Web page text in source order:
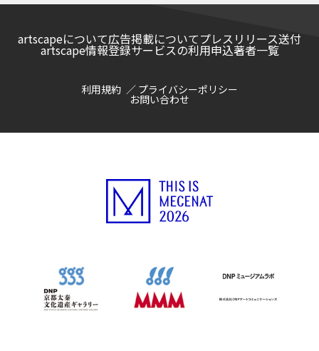
artscapeについて広告掲載についてプレスリリース送付
artscape情報登録サービスの利用申込著者一覧
利用規約 プライバシーポリシー
お問い合わせ